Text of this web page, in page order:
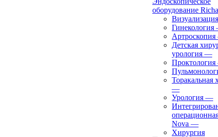
оборудование
Визуализация
Гинекология
Артроскопия
Детская
урология —
Проктология
Торакальная
—
Урология —
Nova —
Хирургия